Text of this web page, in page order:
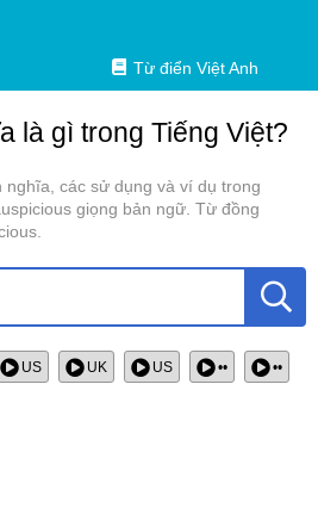
Từ điển Việt Anh
là gì trong Tiếng Việt?
các sử dụng và ví dụ trong
giọng bản ngữ. Từ đồng
US UK US •• ••